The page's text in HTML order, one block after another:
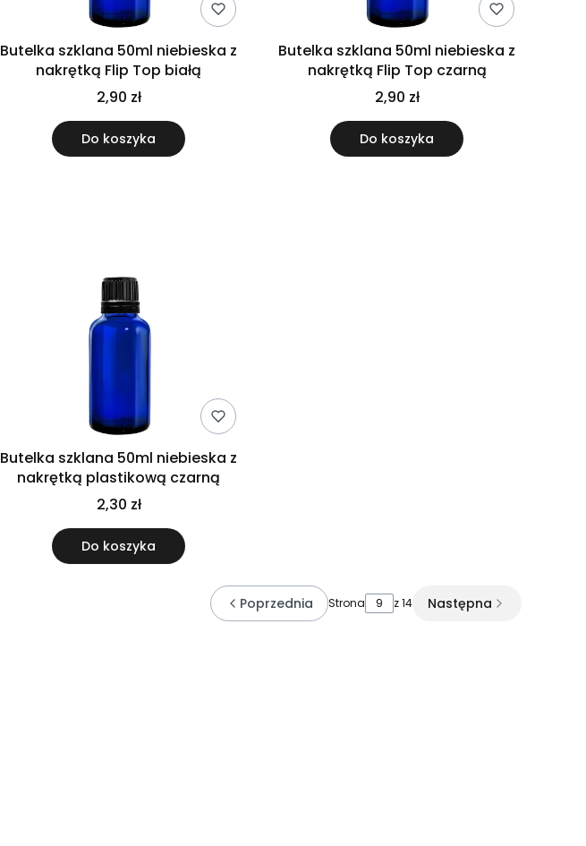
Butelka szklana 50ml niebieska z
nakrętką Flip Top białą
2,90 zł
Do koszyka
Butelka szklana 50ml niebieska z
nakrętką Flip Top czarną
2,90 zł
Do koszyka
Butelka szklana 50ml niebieska z
nakrętką plastikową czarną
2,30 zł
Do koszyka
Poprzednia Strona z 14 Następna